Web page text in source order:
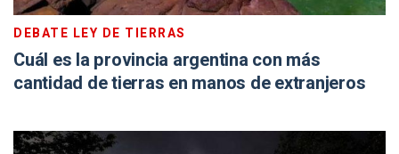
DEBATE LEY DE TIERRAS
Cuál es la provincia argentina con más
cantidad de tierras en manos de extranjeros